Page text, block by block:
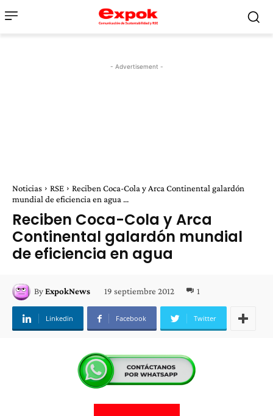
- Advertisement -
Noticias RSE
Reciben Coca-Cola y Arca Continental galardón
mundial de eficiencia en agua ...
Reciben Coca-Cola y Arca
Continental galardón mundial
de eficiencia en agua
ByExpokNews 19 septiembre 2012 1
Linkedin Facebook Twitter